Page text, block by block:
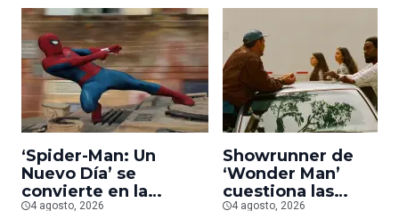
‘Spider-Man: Un
Nuevo Día’ se
convierte en la
segunda película que
4 agosto, 2026
Showrunner de
‘Wonder Man’
cuestiona las
prioridades de
4 agosto, 2026